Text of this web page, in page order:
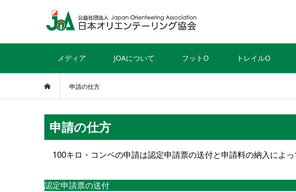
メディア JOAについて フットO トレイルO
申請の仕方
申請の仕方
100キロ・コンペの申請は認定申請票の送付と申請料の納入によっ
認定申請票の送付